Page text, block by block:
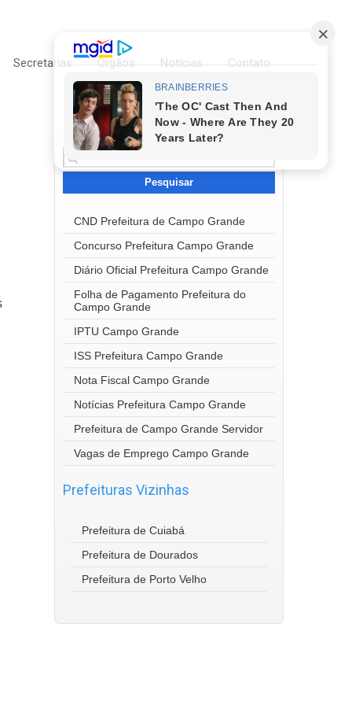
Secretarias Órgãos Notícias Contato
Pesquisar
por:
CND Prefeitura de Campo Grande
Concurso Prefeitura Campo Grande
Diário Oficial Prefeitura Campo Grande
Folha de Pagamento Prefeitura do
Campo Grande
IPTU Campo Grande
ISS Prefeitura Campo Grande
Nota Fiscal Campo Grande
Notícias Prefeitura Campo Grande
Prefeitura de Campo Grande Servidor
Vagas de Emprego Campo Grande
Prefeituras Vizinhas
Prefeitura de Cuiabá
Prefeitura de Dourados
Prefeitura de Porto Velho